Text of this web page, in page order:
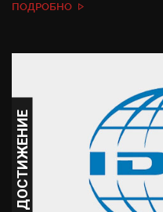
ПОДРОБНО
ДОСТИЖЕНИЕ